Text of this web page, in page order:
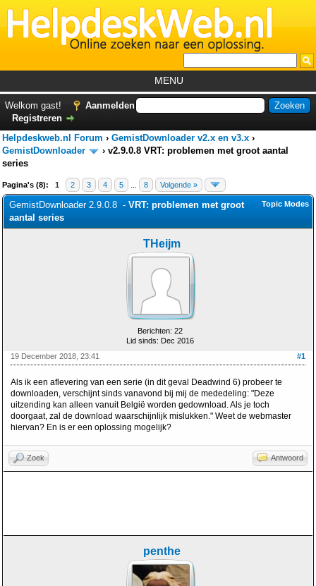
MENU
Foutcodes
GemistDownloader*
Welkom gast!
Aanmelden
Registreren
Helpdeskweb.nl Forum › GemistDownloader v2.x en v3.x ›
GemistDownloader
› v2.9.0.8 VRT: problemen met groot aantal
series
Pagina's (8): 1 2 3 4 5 8 Volgende »
Topic Modes
GemistDownloader 2.9.0.8 - VRT: problemen met groot
aantal series
THeijm
Berichten: 22
Lid sinds: Dec 2016
#1
19 December 2018, 23:41
Als ik een aflevering van een serie (in dit geval Deadwind 6) probeer te
downloaden, verschijnt sinds vanavond bij mij de mededeling: "Deze
uitzending kan alleen vanuit België worden gedownload. Als je toch
doorgaat, zal de download waarschijnlijk mislukken." Weet de webmaster
hiervan? En is er een oplossing mogelijk?
Zoek Antwoord
penthe